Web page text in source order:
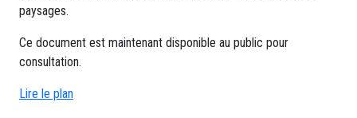
paysages.
Ce document est maintenant disponible au public pour
consultation.
Lire le plan